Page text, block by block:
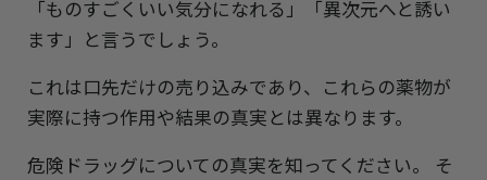
「ものすごくいい気分になれる」「異次元へと誘い
ます」と言うでしょう。
これは口先だけの売り込みであり、これらの薬物が
実際に持つ作用や結果の真実とは異なります。
危険ドラッグについての真実を知ってください。 そ